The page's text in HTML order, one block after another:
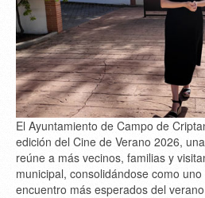
El Ayuntamiento de Campo de
edición del Cine de Verano 2026,
reúne a más vecinos, familias y
municipal, consolidándose como
encuentro más esperados del verano